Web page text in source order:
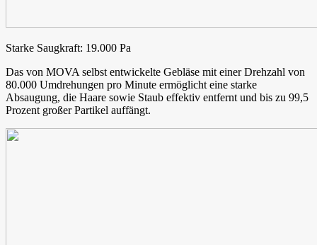
Starke Saugkraft: 19.000 Pa
Das von MOVA selbst entwickelte Gebläse mit einer Drehzahl von
80.000 Umdrehungen pro Minute ermöglicht eine starke
Absaugung, die Haare sowie Staub effektiv entfernt und bis zu 99,5
Prozent großer Partikel auffängt.